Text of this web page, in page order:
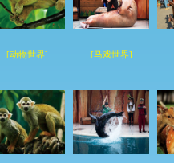
[动物世界] [马戏世界]